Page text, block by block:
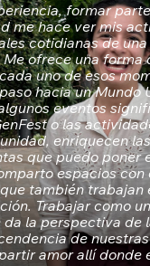
formar
me hace ver mis
cotidianas de
ofrece una forma
uno de esos
hacia un Mundo
eventos
o las
enriquecen
que puedo poner
espacios con
también trabajan
Trabajar como
da la perspectiva de
de
amor allí donde